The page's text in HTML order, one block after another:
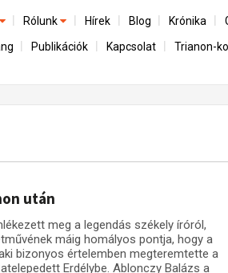
és a magyar társadalom
emlékezet
Rólunk
A kutatócsoport működéséről
Hírek Blog Krónika
Publikációk Kapcsolat Trianon-
után
meg a legendás székely íróról,
máig homályos pontja, hogy a
bizonyos értelemben megteremtette a
Erdélybe. Ablonczy Balázs a